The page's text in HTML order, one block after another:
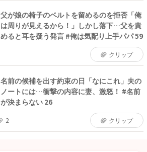
父が娘の椅子のベルトを留めるのを拒否「俺
は周りが見えるから！」しかし落下…父を責
めると耳を疑う発言 #俺は気配り上手パパ 59
クリップ
名前の候補を出す約束の日「なにこれ」夫の
ノートには…衝撃の内容に妻、激怒！ #名前
が決まらない 26
2 クリップ